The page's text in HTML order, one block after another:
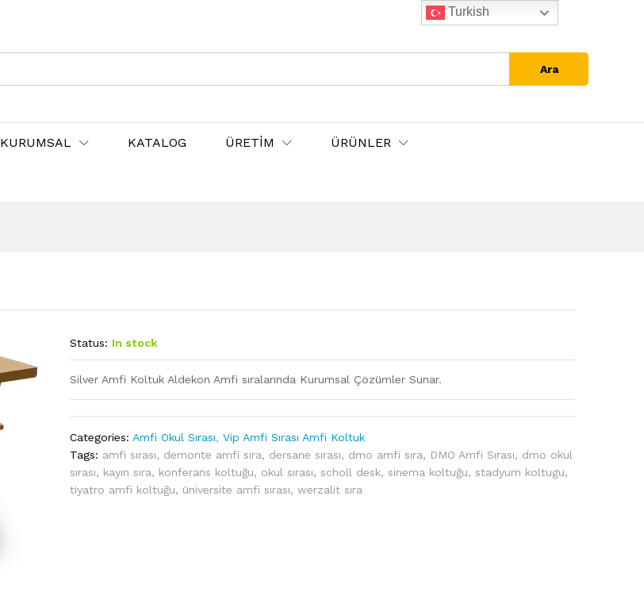
Ara
KURUMSAL KATALOG ÜRETİM ÜRÜNLER
Status: In stock
Silver Amfi Koltuk Aldekon Amfi sıralarında Kurumsal Çözümler Sunar.
Categories: Amfi Okul Sırası,Vip Amfi Sırası Amfi Koltuk
Tags: amfi sırası, demonte amfi sıra, dersane sırası, dmo amfi sıra, DMO Amfi Sırası, dmo okul
sırası, kayın sıra, konferans koltuğu, okul sırası,scholl desk,sinema koltuğu,stadyum koltugu,
tiyatro amfi koltuğu, üniversite amfi sırası,werzalit sıra
Turkish